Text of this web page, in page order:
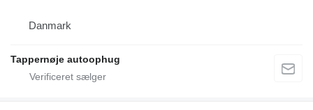
Danmark
Tappernøje autoophug